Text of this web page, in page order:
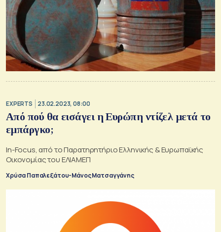
EXPERTS 23.02.2023, 08:00
Από πού θα εισάγει η Ευρώπη ντίζελ μετά το
εμπάργκο;
In-Focus, από το Παρατηρητήριο Ελληνικής & Ευρωπαϊκής
Οικονομίας του ΕΛΙΑΜΕΠ
Χρύσα Παπαλεξάτου-Μάνος Ματσαγγάνης